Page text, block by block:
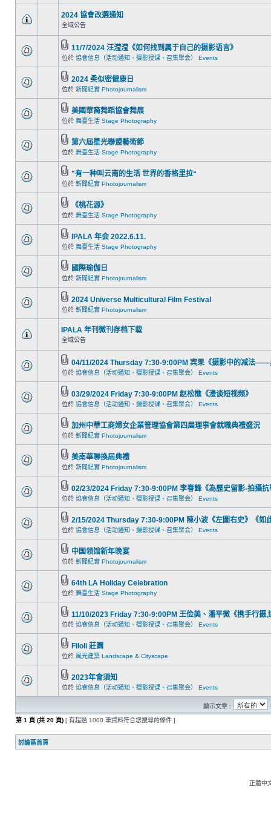
2024 協會改選通知
全域公告
11/7/2024 汪滢滢《如何找到属于自己的摄影语言》
位於 協會信息（活动通知、摄影授课、召集聚会） Events
2024 柔似密健康日
位於 新聞紀實 Photojournalism
美國華裔舞蹈協會舞展
位於 舞臺生活 Stage Photography
第六屆星光聯盟藝術節
位於 舞臺生活 Stage Photography
"有一种叫云南的生活 世界的香格里拉“
位於 新聞紀實 Photojournalism
《桃花源》
位於 舞臺生活 Stage Photography
IPALA 年会 2022.6.11.
位於 舞臺生活 Stage Photography
國際瑜伽日
位於 新聞紀實 Photojournalism
2024 Universe Multicultural Film Festival
位於 新聞紀實 Photojournalism
IPALA 年刊微刊存档下载
全域公告
04/11/2024 Thursday 7:30-9:00PM 宾果《摄影中的减法——
位於 協會信息（活动通知、摄影授课、召集聚会） Events
03/29/2024 Friday 7:30-9:00PM 赵松樵《漫谈短视频》
位於 協會信息（活动通知、摄影授课、召集聚会） Events
加州中華工商婦女企業管理協會第四屆理事會就職典禮盛況
位於 新聞紀實 Photojournalism
美南華聯換屆典禮
位於 新聞紀實 Photojournalism
02/23/2024 Friday 7:30-9:00PM 李春鋒《為歷史留影-拍攝抗
位於 協會信息（活动通知、摄影授课、召集聚会） Events
2/15/2024 Thursday 7:30-9:00PM 陳小波《左圖右史》《如
位於 協會信息（活动通知、摄影授课、召集聚会） Events
中国领馆新年晚宴
位於 新聞紀實 Photojournalism
64th LA Holiday Celebration
位於 舞臺生活 Stage Photography
11/10/2023 Friday 7:30-9:00PM 王俭美、潘平微《携手行摄,
位於 協會信息（活动通知、摄影授课、召集聚会） Events
Filoli 莊園
位於 風光建築 Landscape & Cityscape
2023年會須知
位於 協會信息（活动通知、摄影授课、召集聚会） Events
顯示文章 :
第 1 頁 (共 20 頁) [ 有超過 1000 筆資料符合您搜尋的條件 ]
討論區首頁
正體中